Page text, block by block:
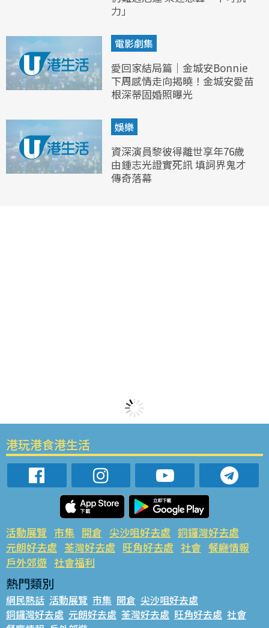
力」
電影劇集
愛回家結局篇｜金城安Bonnie
下周感情走向揭曉！金城安愛苗
根深蒂固婚照曝光
娛樂
資深演員黎彼得離世享年76歲
由鍾志光證實死訊 填詞界鬼才
傳奇落幕
港玩港食港生活
活動展覽 市集 開倉 尖沙咀好去處 銅鑼灣好去處
元朗好去處 荃灣好去處 旺角好去處 社會 餐廳情報
戶外郊遊 社會福利
熱門類別
網民熱話 活動展覽 市集 開倉 尖沙咀好去處
銅鑼灣好去處 元朗好去處 荃灣好去處 旺角好去處 社會